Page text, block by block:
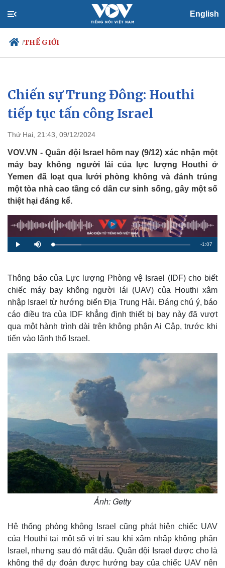
English
/THẾ GIỚI
Chính trị
Đảng
Tổ chức nhân sự
Nhận diện sự thật
Xã hội
Dự báo thời tiết
Việc làm
Biển đảo
Chiến sự Trung Đông: Houthi
tiếp tục tấn công Israel
Thứ Hai, 21:43, 09/12/2024
VOV.VN - Quân đội Israel hôm nay (9/12) xác nhận một
máy bay không người lái của lực lượng Houthi ở
Yemen đã loạt qua lưới phòng không và đánh trúng
một tòa nhà cao tầng có dân cư sinh sống, gây một số
thiệt hại đáng kể.
P
l
M
u
L
o
:
2
0
.
0
%
R
a
i
-1:07
Thông báo của Lực lượng Phòng vệ Israel (IDF) cho biết
chiếc máy bay không người lái (UAV) của Houthi xâm
nhập Israel từ hướng biển Địa Trung Hải. Đáng chú ý, báo
cáo điều tra của IDF khẳng định thiết bị bay này đã vượt
qua một hành trình dài trên không phận Ai Cập, trước khi
tiến vào lãnh thổ Israel.
Ảnh: Getty
Hệ thống phòng không Israel cũng phát hiện chiếc UAV
của Houthi tại một số vị trí sau khi xâm nhập không phận
Israel, nhưng sau đó mất dấu. Quân đội Israel được cho là
không thể dự đoán được hướng bay của chiếc UAV nên